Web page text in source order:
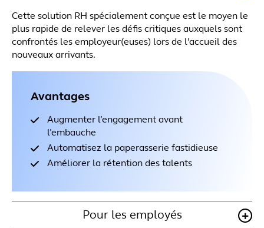
Cette solution RH spécialement conçue est le moyen le
plus rapide de relever les défis critiques auxquels sont
confrontés les employeur(euses) lors de l'accueil des
nouveaux arrivants.
Avantages
Augmenter l’engagement avant
l’embauche
Automatisez la paperasserie fastidieuse
Améliorer la rétention des talents
Pour les employés